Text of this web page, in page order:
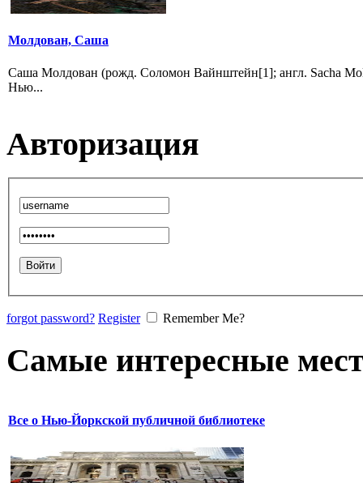
Молдован, Саша
Саша Молдован (рожд. Соломон Вайнштейн[1]; англ. Sacha
Нью...
Авторизация
forgot password? Register Remember Me?
Самые интересные
Все о Нью-Йоркской публичной библиотеке